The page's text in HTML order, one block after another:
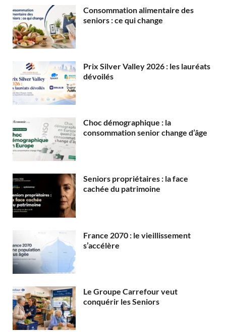
Consommation alimentaire des
seniors : ce qui change
Prix Silver Valley 2026 : les lauréats
dévoilés
Choc démographique : la
consommation senior change d’âge
Seniors propriétaires : la face
cachée du patrimoine
France 2070 : le vieillissement
s’accélère
Le Groupe Carrefour veut
conquérir les Seniors